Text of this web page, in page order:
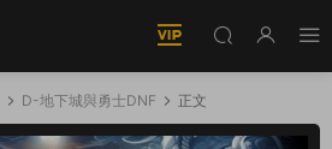
D-地下城與勇士DNF 正文